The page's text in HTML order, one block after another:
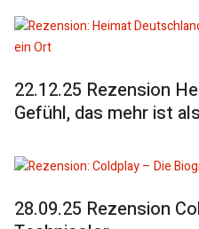
22.12.25 Rezension
Gefühl, das mehr ist
28.09.25 Rezension